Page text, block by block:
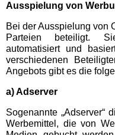
Frühlingskirmes Wanne-
Eickel
Frühlingsvolksfest Witten-
Ausspielung von
Bei der Ausspielung von
Parteien beteiligt.
automatisiert und
verschiedenen
Angebots gibt es die
a) Adserver
Sogenannte „Adserver“
Werbemittel, die von